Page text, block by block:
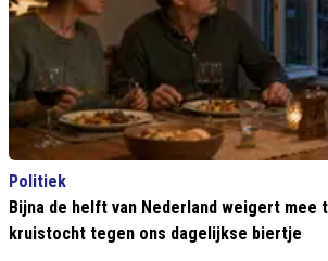
Politiek
Bijna de helft van Nederland weigert mee
kruistocht tegen ons dagelijkse biertje